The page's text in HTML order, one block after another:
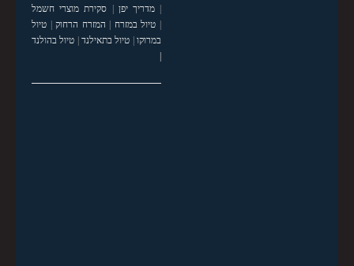
|מדריך יפן
סקירת מוצרי חשמל
טיול במזרח המזרח הרחוק| טיול
במרוקו| טיול בתאילנד| טיול בהולנד